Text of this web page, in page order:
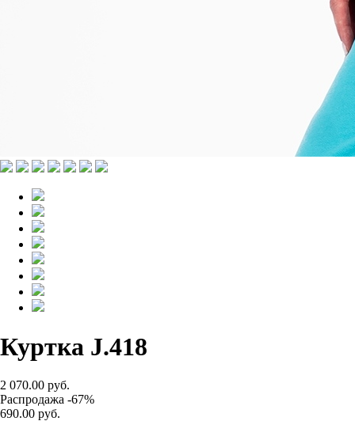
Куртка J.418
2 070.00 руб.
Распродажа -67%
690.00 руб.